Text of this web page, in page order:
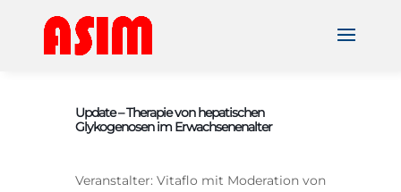
Update – Therapie von hepatischen
Glykogenosen im Erwachsenenalter
Veranstalter: Vitaflo mit Moderation von